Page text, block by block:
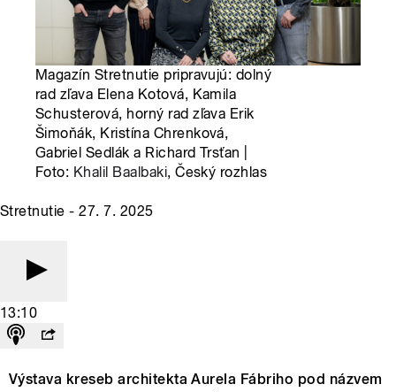
Magazín Stretnutie pripravujú: dolný
rad zľava Elena Kotová, Kamila
Schusterová, horný rad zľava Erik
Šimoňák, Kristína Chrenková,
Gabriel Sedlák a Richard Trsťan |
Foto: Khalil Baalbaki, Český rozhlas
Stretnutie - 27. 7. 2025
13:10
Výstava kreseb architekta Aurela Fábriho pod názvem